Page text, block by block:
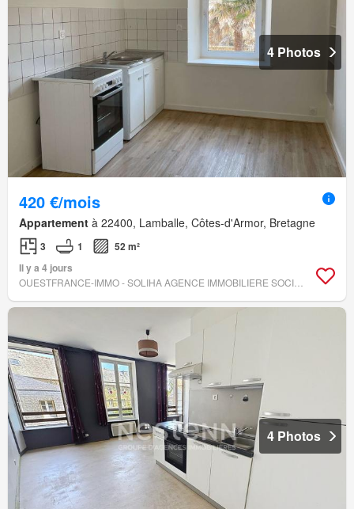
4 Photos
420 €/mois
Appartement à 22400, Lamballe, Côtes-d'Armor, Bretagne
3 1
52 m²
Il y a 4 jours
4 Photos